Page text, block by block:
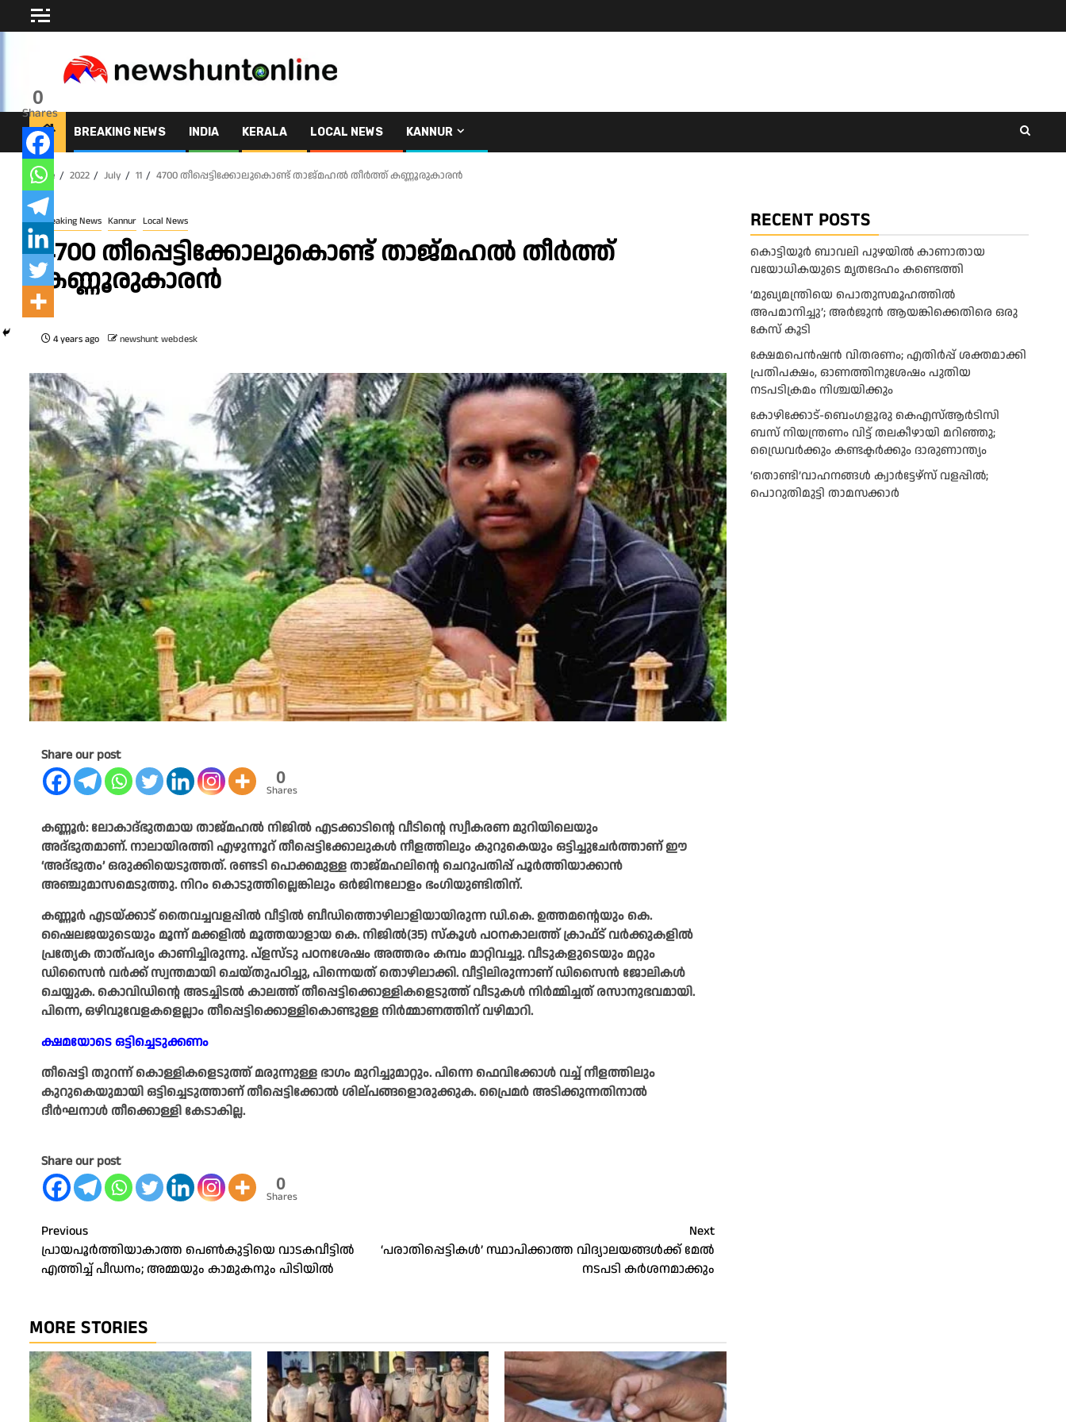
to
BREAKING NEWS INDIA KERALA LOCAL NEWS KANNUR
Home 2022 July 11 4700 തീപ്പെട്ടിക്കോലുകൊണ്ട് താജ്മഹൽ തീർത്ത് കണ്ണൂരുകാരൻ
Breaking News Kannur Local News
4700 തീപ്പെട്ടിക്കോലുകൊണ്ട് താജ്മഹൽ തീർത്ത്
കണ്ണൂരുകാരൻ
4 years ago newshunt webdesk
Share our post
0
Shares
കണ്ണൂർ: ലോകാദ്ഭുതമായ താജ്മഹൽ നിജിൽ എടക്കാടിന്റെ വീടിന്റെ സ്വീകരണ മുറിയിലെയും
അദ്ഭുതമാണ്.നാലായിരത്തി എഴുന്നൂറ് തീപ്പെട്ടിക്കോലുകൾ നീളത്തിലും കുറുകെയും ഒട്ടിച്ചുചേർത്താണ് ഈ
‘അദ്ഭുതം’ ഒരുക്കിയെടുത്തത്. രണ്ടടി പൊക്കമുള്ള താജ്മഹലിന്റെ ചെറുപതിപ്പ് പൂർത്തിയാക്കാൻ
അഞ്ചുമാസമെടുത്തു. നിറം കൊടുത്തില്ലെങ്കിലും ഒർജിനലോളം ഭംഗിയുണ്ടിതിന്.
കണ്ണൂർ എടയ്ക്കാട് തൈവച്ചവളപ്പിൽ വീട്ടിൽ ബീഡിത്തൊഴിലാളിയായിരുന്ന ഡി.കെ. ഉത്തമന്റെയും കെ.
ഷൈലജയുടെയും മൂന്ന് മക്കളിൽ മൂത്തയാളായ കെ. നിജിൽ(35) സ്കൂൾ പഠനകാലത്ത് ക്രാഫ്ട് വർക്കുകളിൽ
പ്രത്യേക താത്പര്യം കാണിച്ചിരുന്നു. പ്ളസ്ടു പഠനശേഷം അത്തരം കമ്പം മാറ്റിവച്ചു. വീടുകളുടെയും മറ്റും
ഡിസൈൻ വർക്ക് സ്വന്തമായി ചെയ്തുപഠിച്ചു, പിന്നെയത് തൊഴിലാക്കി. വീട്ടിലിരുന്നാണ് ഡിസൈൻ ജോലികൾ
ചെയ്യുക. കൊവിഡിന്റെ അടച്ചിടൽ കാലത്ത് തീപ്പെട്ടിക്കൊള്ളികളെടുത്ത് വീടുകൾ നിർമ്മിച്ചത് രസാനുഭവമായി.
പിന്നെ, ഒഴിവുവേളകളെല്ലാം തീപ്പെട്ടിക്കൊള്ളികൊണ്ടുള്ള നിർമ്മാണത്തിന് വഴിമാറി.
ക്ഷമയോടെ ഒട്ടിച്ചെടുക്കണം
തീപ്പെട്ടി തുറന്ന് കൊള്ളികളെടുത്ത് മരുന്നുള്ള ഭാഗം മുറിച്ചുമാറ്റും. പിന്നെ ഫെവിക്കോൾ വച്ച് നീളത്തിലും
കുറുകെയുമായി ഒട്ടിച്ചെടുത്താണ് തീപ്പെട്ടിക്കോൽ ശില്പങ്ങളൊരുക്കുക. പ്രൈമർ അടിക്കുന്നതിനാൽ
ദീർഘനാൾ തീക്കൊള്ളി കേടാകില്ല.
Share our post
0
Shares
0
Shares
Post
navigation
Previous
പ്രായപൂർത്തിയാകാത്ത പെൺകുട്ടിയെ വാടകവീട്ടിൽ
എത്തിച്ച് പീഡനം; അമ്മയും കാമുകനും പിടിയിൽ
Next
‘പരാതിപ്പെട്ടികള്‍’ സ്ഥാപിക്കാത്ത വിദ്യാലയങ്ങള്‍ക്ക് മേല്‍
നടപടി കര്‍ശനമാക്കും
MORE STORIES
RECENT POSTS
കൊട്ടിയൂർ ബാവലി പുഴയിൽ കാണാതായ
വയോധികയുടെ മൃതദേഹം കണ്ടെത്തി
‘മുഖ്യമന്ത്രിയെ പൊതുസമൂഹത്തിൽ
അപമാനിച്ചു’; അർജുൻ ആയങ്കിക്കെതിരെ ഒരു
കേസ് കൂടി
ക്ഷേമപെൻഷൻ വിതരണം; എതിർപ്പ് ശക്തമാക്കി
പ്രതിപക്ഷം, ഓണത്തിനുശേഷം പുതിയ
നടപടിക്രമം നിശ്ചയിക്കും
കോഴിക്കോട്-ബെംഗളൂരു കെഎസ്ആര്‍ടിസി
ബസ് നിയന്ത്രണം വിട്ട് തലകീഴായി മറിഞ്ഞു;
ഡ്രെെവർക്കും കണ്ടക്ടർക്കും ദാരുണാന്ത്യം
‘തൊണ്ടി’വാഹനങ്ങൾ ക്വാർട്ടേഴ്സ്‌ വളപ്പിൽ;
പൊറുതിമുട്ടി താമസക്കാർ